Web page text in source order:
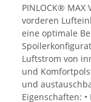
PINLOCK® MAX
vorderen
eine optimale
Luftstrom von
und
und
Eigenschaften: